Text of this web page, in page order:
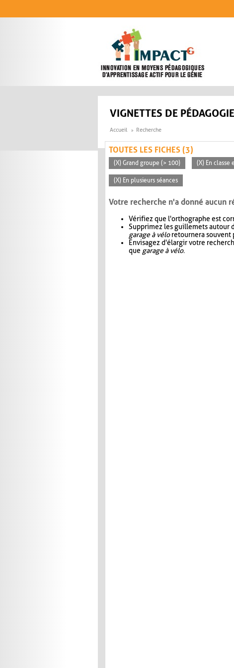
VIGNETTES DE
Accueil Recherche
TOUTES LES FICHES (3)
(X) Grand groupe (> 100) (X) En classe
(X) En plusieurs séances
Votre recherche n'a donné aucun
Vérifiez que l'orthographe est
Supprimez les guillemets autour
garage à véloretournera souvent
Envisagez d'élargir votre
que garage à vélo.